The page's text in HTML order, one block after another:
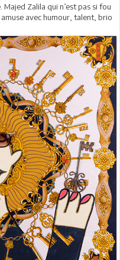
Zalila qui n’est pas si fou
avec humour, talent, brio